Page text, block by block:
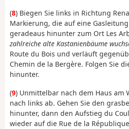
(8) Biegen Sie links in Richtung
Markierung, die auf eine
geradeaus hinunter zum Ort Les
zahlreiche alte Kastanienbäume
Route du Bois und verläuft
Chemin de la Bergère. Folgen Sie
hinunter.
(9) Unmittelbar nach dem Haus am
nach links ab. Gehen Sie den
hinunter, dann den Aufstieg du
wieder auf die Rue de la